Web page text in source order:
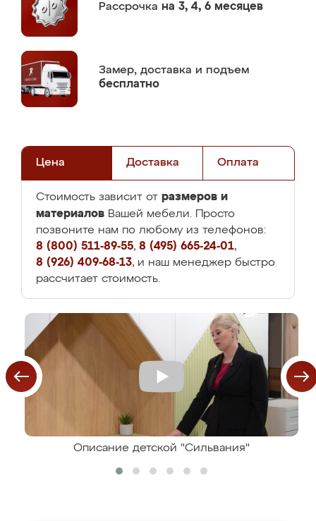
Рассрочка на 3, 4, 6 месяцев
Замер, доставка и подъем
бесплатно
Цена Доставка Оплата
Стоимость зависит от размеров и
материалов Вашей мебели. Просто
позвоните нам по любому из телефонов:
8 (800) 511-89-55, 8 (495) 665-24-01,
8 (926) 409-68-13, и наш менеджер быстро
рассчитает стоимость.
Описание детской "Сильвания"